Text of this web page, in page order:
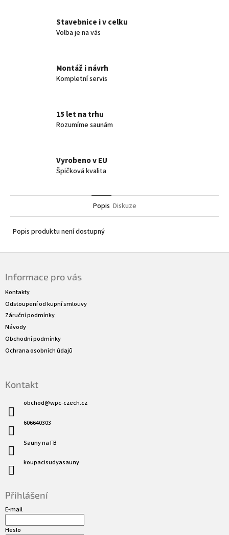
Stavebnice i v celku
Volba je na vás
Montáž i návrh
Kompletní servis
15 let na trhu
Rozumíme saunám
Vyrobeno v EU
Špičková kvalita
Popis Diskuze
Popis produktu není dostupný
Informace pro vás
Kontakty
Odstoupení od kupní smlouvy
Záruční podmínky
Návody
Obchodní podmínky
Ochrana osobních údajů
Kontakt
obchod@wpc-czech.cz
606640303
Sauny na FB
koupacisudyasauny
Přihlášení
E-mail
Heslo